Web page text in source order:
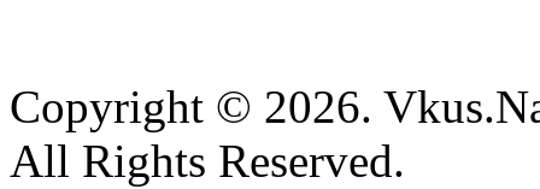
Copyright © 2026.
All Rights Reserved.